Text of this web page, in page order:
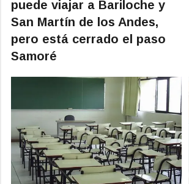
puede viajar a Bariloche y
San Martín de los Andes,
pero está cerrado el paso
Samoré